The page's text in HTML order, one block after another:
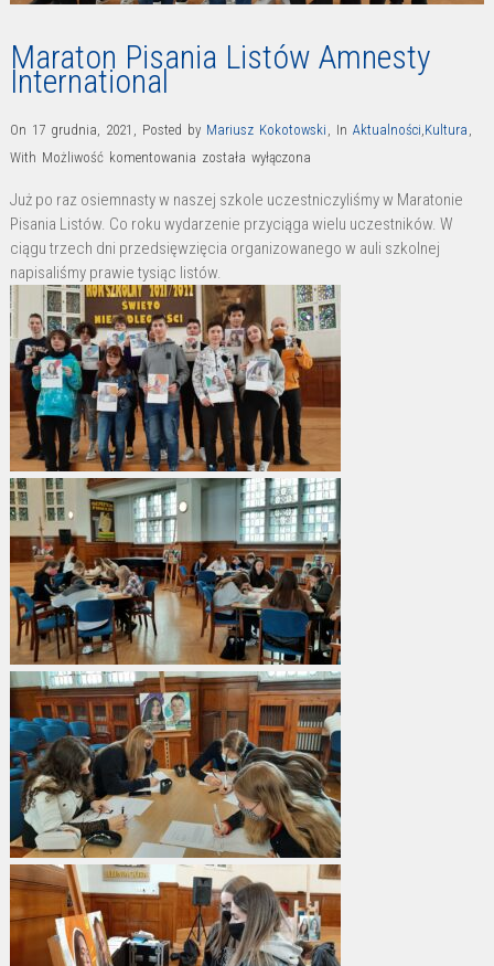
Maraton Pisania Listów Amnesty
International
On 17 grudnia, 2021 Posted by Mariusz Kokotowski In Aktualności Kultura
With Możliwość komentowania Maraton
Listów
Amnesty
International
została wyłączona
Już po raz osiemnasty w naszej szkole uczestniczyliśmy w Maratonie
Pisania Listów. Co roku wydarzenie przyciąga wielu uczestników. W
ciągu trzech dni przedsięwzięcia organizowanego w auli szkolnej
napisaliśmy prawie tysiąc listów.